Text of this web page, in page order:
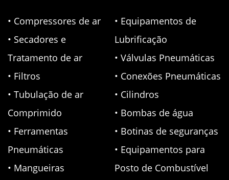
• Compressores de ar
• Secadores e
Tratamento de ar
• Filtros
• Tubulação de ar
Comprimido
• Ferramentas
Pneumáticas
• Mangueiras
• Equipamentos de
Lubrificação
• Válvulas Pneumáticas
• Conexões Pneumáticas
• Cilindros
• Bombas de água
• Botinas de seguranças
• Equipamentos para
Posto de Combustível